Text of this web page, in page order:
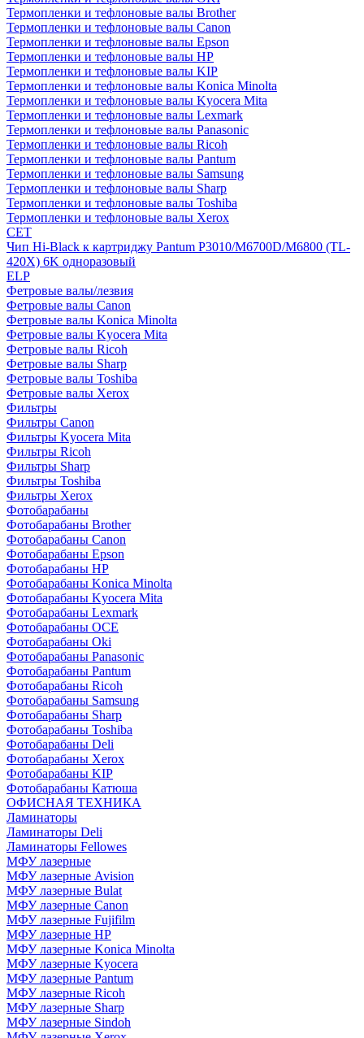
Термопленки и тефлоновые валы Brother
Термопленки и тефлоновые валы Canon
Термопленки и тефлоновые валы Epson
Термопленки и тефлоновые валы HP
Термопленки и тефлоновые валы KIP
Термопленки и тефлоновые валы Konica Minolta
Термопленки и тефлоновые валы Kyocera Mita
Термопленки и тефлоновые валы Lexmark
Термопленки и тефлоновые валы Panasonic
Термопленки и тефлоновые валы Ricoh
Термопленки и тефлоновые валы Pantum
Термопленки и тефлоновые валы Samsung
Термопленки и тефлоновые валы Sharp
Термопленки и тефлоновые валы Toshiba
Термопленки и тефлоновые валы Xerox
CET
Чип Hi-Black к картриджу Pantum P3010/M6700D/M6800 (TL-
420X) 6K одноразовый
ELP
Фетровые валы/лезвия
Фетровые валы Canon
Фетровые валы Konica Minolta
Фетровые валы Kyocera Mita
Фетровые валы Ricoh
Фетровые валы Sharp
Фетровые валы Toshiba
Фетровые валы Xerox
Фильтры
Фильтры Canon
Фильтры Kyocera Mita
Фильтры Ricoh
Фильтры Sharp
Фильтры Toshiba
Фильтры Xerox
Фотобарабаны
Фотобарабаны Brother
Фотобарабаны Canon
Фотобарабаны Epson
Фотобарабаны HP
Фотобарабаны Konica Minolta
Фотобарабаны Kyocera Mita
Фотобарабаны Lexmark
Фотобарабаны OCE
Фотобарабаны Oki
Фотобарабаны Panasonic
Фотобарабаны Pantum
Фотобарабаны Ricoh
Фотобарабаны Samsung
Фотобарабаны Sharp
Фотобарабаны Toshiba
Фотобарабаны Deli
Фотобарабаны Xerox
Фотобарабаны KIP
Фотобарабаны Катюша
ОФИСНАЯ ТЕХНИКА
Ламинаторы
Ламинаторы Deli
Ламинаторы Fellowes
МФУ лазерные
МФУ лазерные Avision
МФУ лазерные Bulat
МФУ лазерные Canon
МФУ лазерные Fujifilm
МФУ лазерные HP
МФУ лазерные Konica Minolta
МФУ лазерные Kyocera
МФУ лазерные Pantum
МФУ лазерные Ricoh
МФУ лазерные Sharp
МФУ лазерные Sindoh